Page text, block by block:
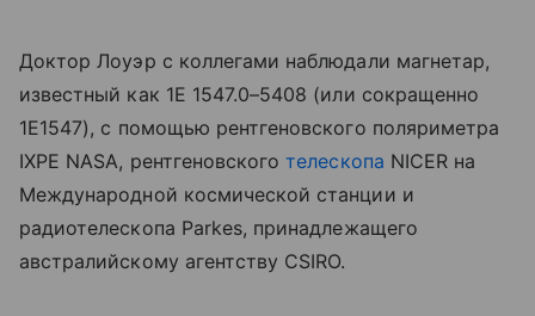
Доктор Лоуэр с коллегами наблюдали магнетар,
известный как 1E 1547.0–5408 (или сокращенно
1E1547), с помощью рентгеновского поляриметра
IXPE NASA, рентгеновскоготелескопа NICER на
Международной космической станции и
радиотелескопа Parkes, принадлежащего
австралийскому агентству CSIRO.